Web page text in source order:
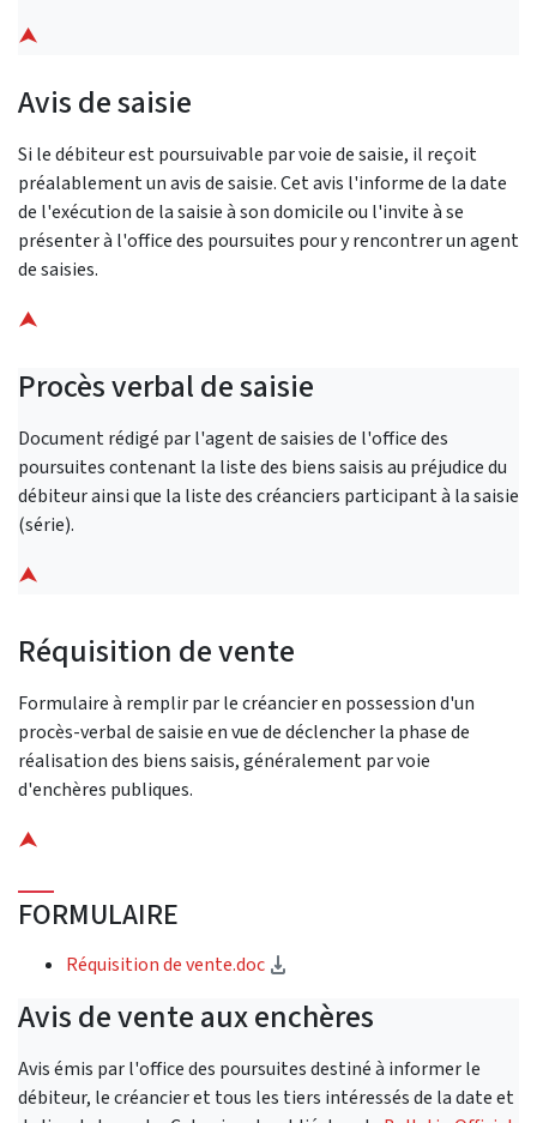
⮝
Avis de saisie
Si le débiteur est poursuivable par voie de saisie, il reçoit
préalablement un avis de saisie. Cet avis l'informe de la date
de l'exécution de la saisie à son domicile ou l'invite à se
présenter à l'office des poursuites pour y rencontrer un agent
de saisies.
⮝
Procès verbal de saisie
Document rédigé par l'agent de saisies de l'office des
poursuites contenant la liste des biens saisis au préjudice du
débiteur ainsi que la liste des créanciers participant à la saisie
(série).
⮝
Réquisition de vente
Formulaire à remplir par le créancier en possession d'un
procès-verbal de saisie en vue de déclencher la phase de
réalisation des biens saisis, généralement par voie
d'enchères publiques.
⮝
FORMULAIRE
Réquisition de vente.doc
Avis de vente aux enchères
Avis émis par l'office des poursuites destiné à informer le
débiteur, le créancier et tous les tiers intéressés de la date et